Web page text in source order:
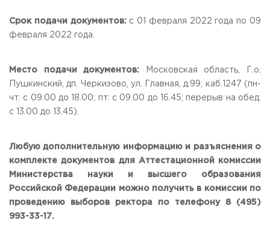
Срок подачи документов:с 01 февраля 2022 года по 09
февраля 2022 года.
Место подачи документов: Московская область, Г.о.
Пушкинский, дп. Черкизово, ул. Главная, д.99, каб.1247 (пн-
чт: с 09.00 до 18.00; пт: с 09.00 до 16.45; перерыв на обед:
с 13.00 до 13.45).
Любую дополнительную информацию и разъяснения о
комплекте документов для Аттестационной комиссии
Министерства науки и высшего образования
Российской Федерации можно получить в комиссии по
проведению выборов ректора по телефону 8 (495)
993-33-17.